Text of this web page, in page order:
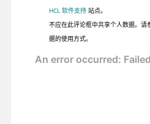
HCL 软件支持站点。
不应在此评论框中共享个人数据。请
据的使用方式。